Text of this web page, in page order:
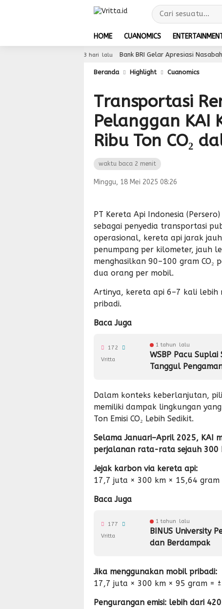
HOME CUANOMICS
Bank BRI Gelar Apresiasi Nasabah
Beranda Highlight Cuanomics
Transportasi
Pelanggan KAI
Ribu Ton CO₂
waktu baca 2 menit
Minggu, 18 Mei 2025 08:26
PT Kereta Api Indonesia
sebagai penyedia transportasi
operasional, kereta api jarak
penumpang per kilometer, jauh
menghasilkan 90–100 gram CO₂
dua orang per mobil.
Artinya, kereta api 6–7 kali lebih
pribadi.
Baca Juga
1 tahun lalu
WSBP Pacu
Tanggul
172
Vritta
Dalam konteks keberlanjutan,
memiliki dampak lingkungan
Ton Emisi CO₂ Lebih Sedikit.
Selama Januari–April 2025, KAI
perjalanan rata-rata sejauh 300
Jejak karbon via kereta api:
17,7 juta × 300 km × 15,64 gram
Baca Juga
1 tahun lalu
BINUS University
dan Berdampak
177
Vritta
Jika menggunakan mobil pribadi:
17,7 juta × 300 km × 95 gram =
Pengurangan emisi: lebih dari